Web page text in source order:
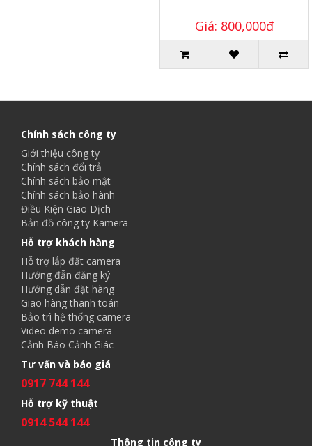
Giá: 800,000đ
Chính sách công ty
Giới thiệu công ty
Chính sách đổi trả
Chính sách bảo mật
Chính sách bảo hành
Điều Kiện Giao Dịch
Bản đồ công ty Kamera
Hỗ trợ khách hàng
Hỗ trợ lắp đặt camera
Hướng đẫn đăng ký
Hướng dẫn đặt hàng
Giao hàng thanh toán
Bảo trì hệ thống camera
Video demo camera
Cảnh Báo Cảnh Giác
Tư vấn và báo giá
0917 744 144
Hỗ trợ kỹ thuật
0914 544 144
Thông tin công ty